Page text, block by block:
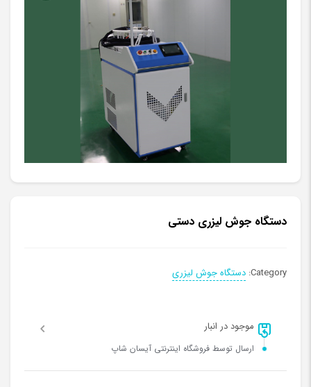
دستگاه جوش لیزری دستی
Category: دستگاه جوش لیزری
موجود در انبار
ارسال توسط فروشگاه اینترنتی آیسان شاپ